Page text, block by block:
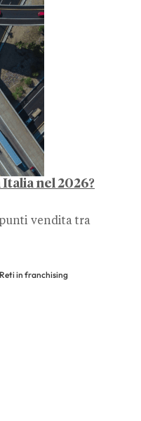
nel 2026?
vendita tra
in franchising